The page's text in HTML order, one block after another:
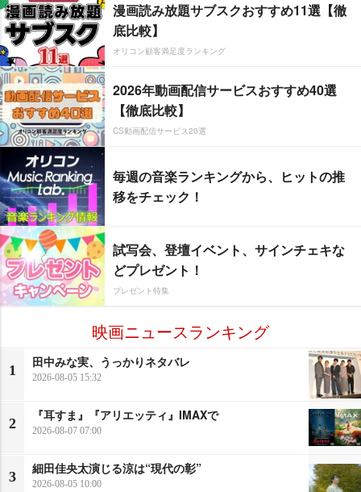
漫画読み放題サブスクおすすめ11選【徹
底比較】
オリコン顧客満足度ランキング
2026年動画配信サービスおすすめ40選
【徹底比較】
CS動画配信サービス20選
毎週の音楽ランキングから、ヒットの推
移をチェック！
試写会、登壇イベント、サインチェキな
どプレゼント！
プレゼント特集
映画ニュースランキング
1
田中みな実、うっかりネタバレ
2026-08-05 15:32
2
『耳すま』『アリエッティ』IMAXで
2026-08-07 07:00
3
細田佳央太演じる涼は“現代の彰”
2026-08-05 10:00